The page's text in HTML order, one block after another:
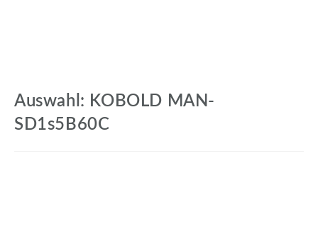
Auswahl: KOBOLD MAN-
SD1s5B60C